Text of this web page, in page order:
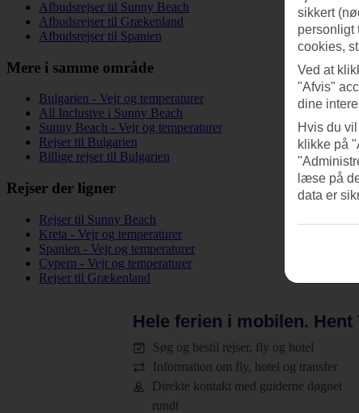
Afbudsrejser til Sunny Beach
Afbudsrejser til Grækenland
Afbudsrejser til Spanien
Mere i samme område
Bulgarien - Vejr og temperaturer
All Inclusive i Sunny Beach
Sunny Beach - Vejr og temperaturer
Rejser til Bulgarien
Billige rejser til Bulgarien
Rejser der ligner
Rejser til Sunny Beach
Kreta - Vejr og temperaturer
Spanien - Vejr og temperaturer
Cypern - Vejr og temperaturer
Rejser til Grækenland
Hele ferien i mobilen. Hent
Søg og bestil rejser, fly og hotel
Information om fly, hotel og transfer
Direkte kontakt med guiderne døgnet
rundt
sikkert
personligt
cookies,
Ved at
"Afvis"
dine
Hvis du
klikke på
læse på
data er